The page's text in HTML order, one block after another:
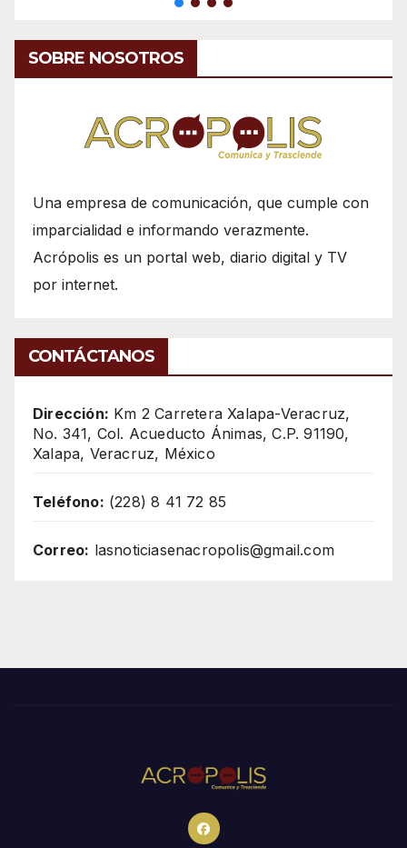
SOBRE NOSOTROS
Una empresa de comunicación, que cumple con
imparcialidad e informando verazmente.
Acrópolis es un portal web, diario digital y TV
por internet.
CONTÁCTANOS
Dirección: Km 2 Carretera Xalapa-Veracruz,
No. 341, Col. Acueducto Ánimas, C.P. 91190,
Xalapa, Veracruz, México
Teléfono: (228) 8 41 72 85
Correo: lasnoticiasenacropolis@gmail.com